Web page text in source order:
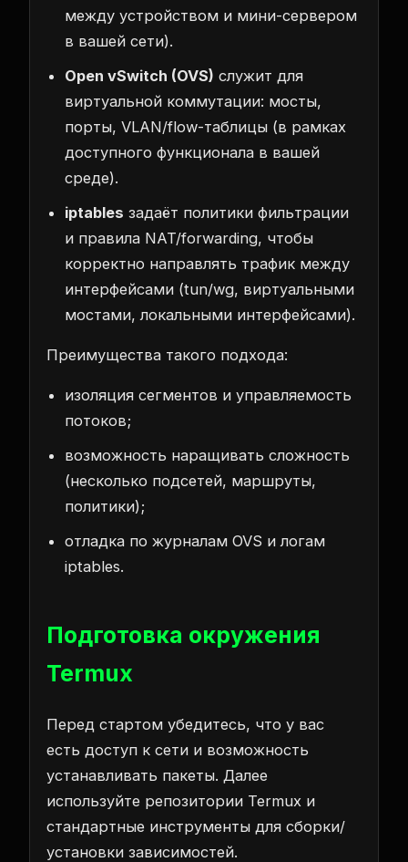
между устройством и мини-сервером
в вашей сети).
Open vSwitch (OVS) служит для
виртуальной коммутации: мосты,
порты, VLAN/flow-таблицы (в рамках
доступного функционала в вашей
среде).
iptables задаёт политики фильтрации
и правила NAT/forwarding, чтобы
корректно направлять трафик между
интерфейсами (tun/wg, виртуальными
мостами, локальными интерфейсами).
Преимущества такого подхода:
изоляция сегментов и управляемость
потоков;
возможность наращивать сложность
(несколько подсетей, маршруты,
политики);
отладка по журналам OVS и логам
iptables.
Подготовка окружения
Termux
Перед стартом убедитесь, что у вас
есть доступ к сети и возможность
устанавливать пакеты. Далее
используйте репозитории Termux и
стандартные инструменты для сборки/
установки зависимостей.